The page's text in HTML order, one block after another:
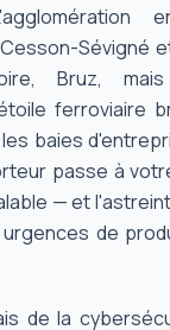
Sévigné
Bruz,
ferroviaire
baies
passe à
— et
de
de la